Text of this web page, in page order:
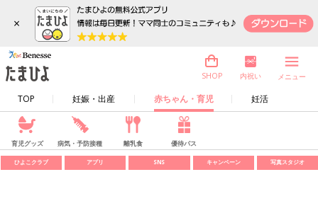
×
TOP 妊娠・出産 赤ちゃん・育児 妊活
SHOP 内祝い メニュー
育児グッズ 病気・予防接種 離乳食 優待パス
ひよこクラブ アプリ SNS キャンペーン 写真スタジオ